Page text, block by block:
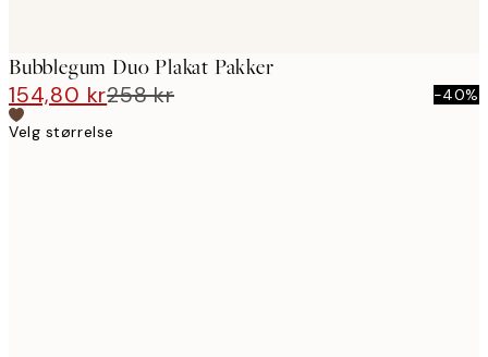
Bubblegum Duo Plakat Pakker
154,80 kr258 kr
-40%
Velg størrelse